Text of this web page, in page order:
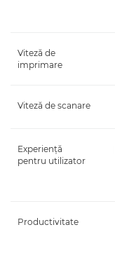
Viteză de
imprimare
Viteză de scanare
Experienţă
pentru utilizator
Productivitate